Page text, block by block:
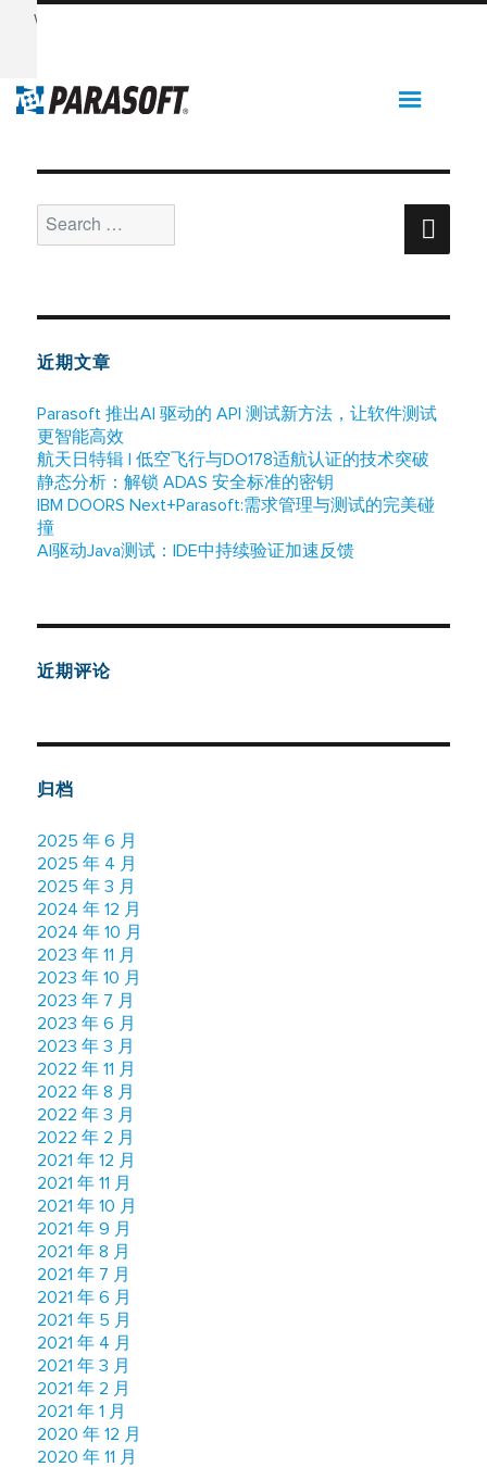
Want to see Parasoft in action? Sign up for our Monthly
for:
近期文章
Parasoft 推出AI 驱动的 API 测试新方法，让软件测试
更智能高效
航天日特辑 | 低空飞行与DO178适航认证的技术突破
静态分析：解锁 ADAS 安全标准的密钥
IBM DOORS Next+Parasoft:需求管理与测试的完美碰
撞
AI驱动Java测试：IDE中持续验证加速反馈
近期评论
归档
2025 年 6 月
2025 年 4 月
2025 年 3 月
2024 年 12 月
2024 年 10 月
2023 年 11 月
2023 年 10 月
2023 年 7 月
2023 年 6 月
2023 年 3 月
2022 年 11 月
2022 年 8 月
2022 年 3 月
2022 年 2 月
2021 年 12 月
2021 年 11 月
2021 年 10 月
2021 年 9 月
2021 年 8 月
2021 年 7 月
2021 年 6 月
2021 年 5 月
2021 年 4 月
2021 年 3 月
2021 年 2 月
2021 年 1 月
2020 年 12 月
2020 年 11 月